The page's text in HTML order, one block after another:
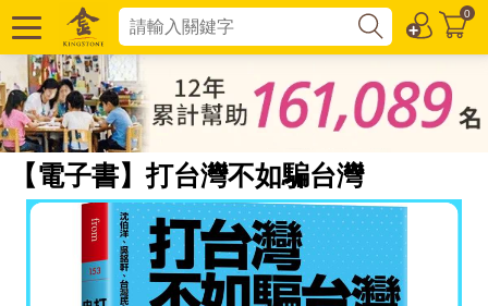
0
【電子書】打台灣不如騙台灣